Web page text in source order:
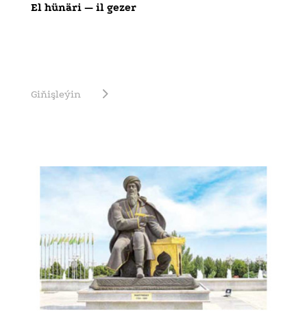
El hünäri — il gezer
Giňişleýin